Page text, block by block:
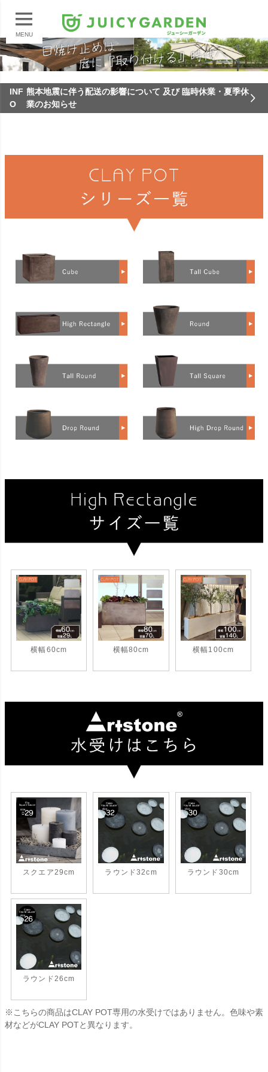
MENU
INF
O
熊本地震に伴う配送の影響について 及び 臨時休業・夏季休
業のお知らせ
横幅60cm 横幅80cm 横幅100cm
スクエア29cm ラウンド32cm ラウンド30cm
ラウンド26cm
※こちらの商品はCLAY POT専用の水受けではありません。色味や素
材などがCLAY POTと異なります。